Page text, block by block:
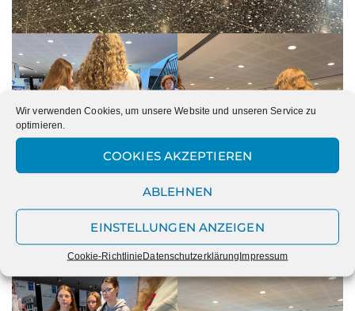
Wir verwenden Cookies, um unsere Website und unseren Service zu
optimieren.
COOKIES AKZEPTIEREN
ABLEHNEN
EINSTELLUNGEN ANZEIGEN
Cookie-RichtlinieDatenschutzerklärungImpressum